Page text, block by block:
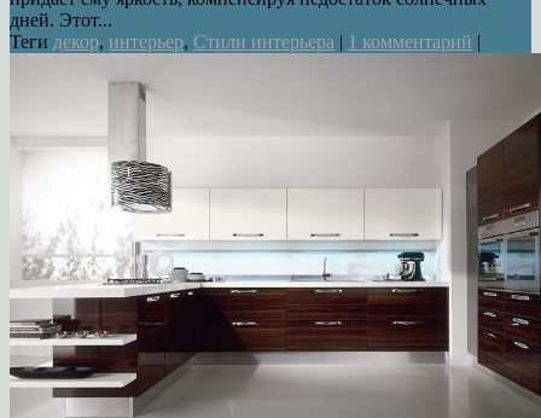
дней. Этот...
Теги декор, интерьер, Стили интерьера | 1 комментарий |